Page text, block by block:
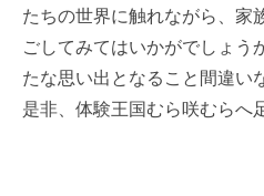
たちの世界に触れながら、家
ごしてみてはいかがでしょう
たな思い出となること間違い
是非、体験王国むら咲むらへ